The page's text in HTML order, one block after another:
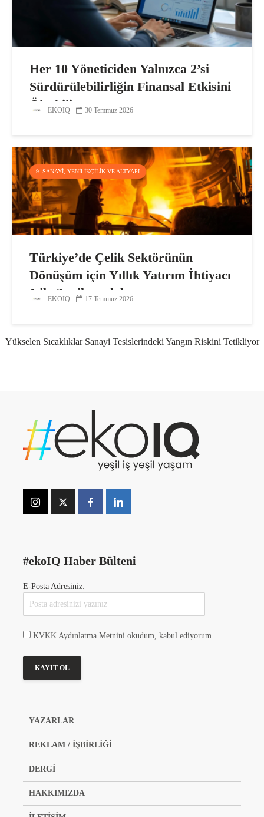
Her 10 Yöneticiden Yalnızca 2’si
Sürdürülebilirliğin Finansal Etkisini
Ölçebiliyor
EKOIQ 30 Temmuz 2026
9. SANAYI, YENILIKÇILIK VE ALTYAPI
Türkiye’de Çelik Sektörünün
Dönüşüm için Yıllık Yatırım İhtiyacı
1 ila 2 milyar dolar
EKOIQ 17 Temmuz 2026
Yükselen Sıcaklıklar Sanayi Tesislerindeki Yangın Riskini Tetikliyor
#ekoIQ Haber Bülteni
E-Posta Adresiniz:
KVKK Aydınlatma Metnini okudum, kabul ediyorum.
YAZARLAR
REKLAM / İŞBİRLİĞİ
DERGİ
HAKKIMIZDA